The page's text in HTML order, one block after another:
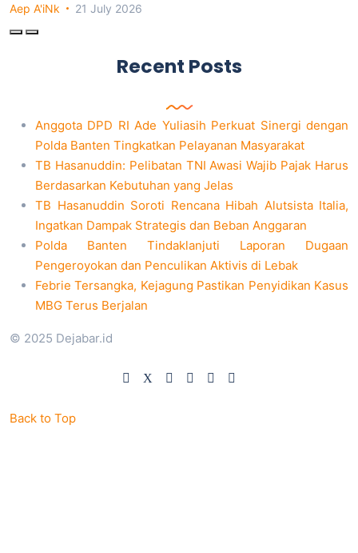
Aep A'iNk 21 July 2026
Recent Posts
Anggota DPD RI Ade Yuliasih Perkuat Sinergi dengan
Polda Banten Tingkatkan Pelayanan Masyarakat
TB Hasanuddin: Pelibatan TNI Awasi Wajib Pajak Harus
Berdasarkan Kebutuhan yang Jelas
TB Hasanuddin Soroti Rencana Hibah Alutsista Italia,
Ingatkan Dampak Strategis dan Beban Anggaran
Polda Banten Tindaklanjuti Laporan Dugaan
Pengeroyokan dan Penculikan Aktivis di Lebak
Febrie Tersangka, Kejagung Pastikan Penyidikan Kasus
MBG Terus Berjalan
© 2025 Dejabar.id
Back to Top